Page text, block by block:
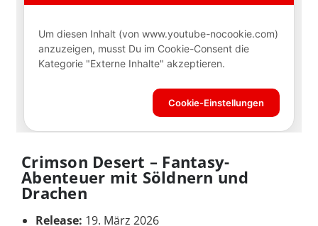
Crimson Desert – Fantasy-
Abenteuer mit Söldnern und
Drachen
Release: 19. März 2026